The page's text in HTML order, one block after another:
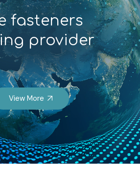
fasteners
View More
provider